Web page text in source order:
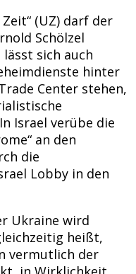
(UZ) darf der
Schölzel
sich auch
hinter
Center stehen,
Israel verübe die
an den
die
Lobby in den
Ukraine wird
heißt,
vermutlich der